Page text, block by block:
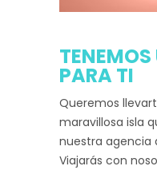
PARA TI
Queremos
maravillosa isla
nuestra agencia
Viajarás con